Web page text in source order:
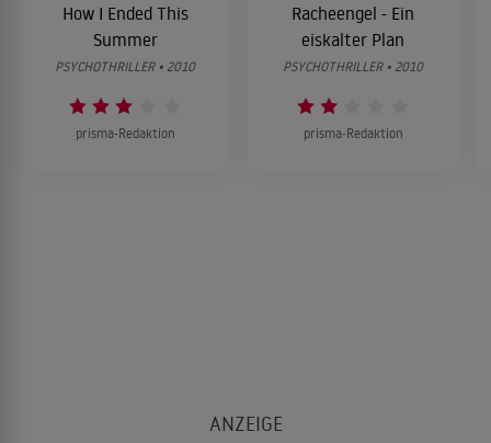
How I Ended This
Summer
PSYCHOTHRILLER • 2010
prisma-Redaktion
Racheengel - Ein
eiskalter Plan
PSYCHOTHRILLER • 2010
prisma-Redaktion